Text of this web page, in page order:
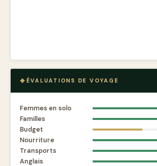
ÉVALUATIONS DE VOYAGE
Femmes en solo
Familles
Budget
Nourriture
Transports
Anglais